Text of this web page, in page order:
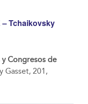
– Tchaikovsky
y Congresos de
Gasset, 201,